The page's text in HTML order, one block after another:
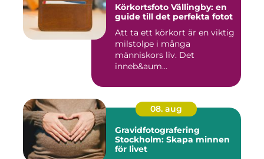
Körkortsfoto Vällingby: en
guide till det perfekta fotot
Att ta ett körkort är en viktig
milstolpe i många
människors liv. Det
inneb&aum...
08. aug
Gravidfotografering
Stockholm: Skapa minnen
för livet